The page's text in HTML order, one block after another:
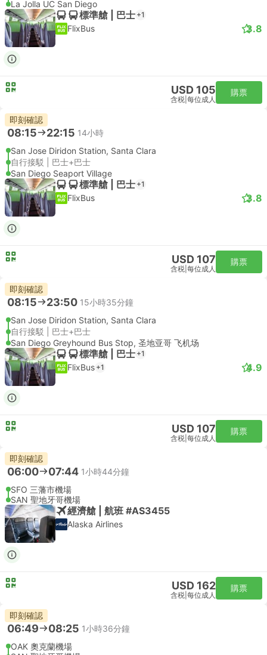
La Jolla UC San Diego
標準艙 | 巴士 +1
FlixBus 3.8
USD 105
含税 每位成人
購票
即刻確認
08:15 22:15 14小時
San Jose Diridon Station, Santa Clara
自行接駁 | 巴士+巴士
San Diego Seaport Village
標準艙 | 巴士 +1
FlixBus 3.8
USD 107
含税 每位成人
購票
即刻確認
08:15 23:50 15小時35分鐘
San Jose Diridon Station, Santa Clara
自行接駁 | 巴士+巴士
San Diego Greyhound Bus Stop, 圣地亚哥 飞机场
標準艙 | 巴士 +1
FlixBus +1 4.9
USD 107
含税 每位成人
購票
即刻確認
06:00 07:44 1小時44分鐘
SFO 三藩市機場
SAN 聖地牙哥機場
經濟艙 | 航班 #AS3455
Alaska Airlines
USD 162
含税 每位成人
購票
即刻確認
06:49 08:25 1小時36分鐘
OAK 奧克蘭機場